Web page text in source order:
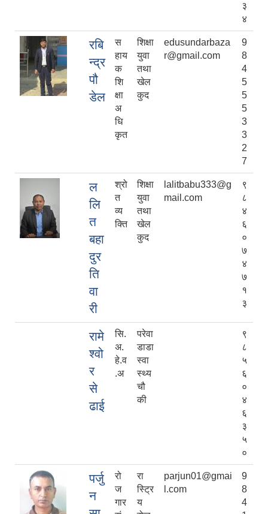
३
४
रबि
न्द्र
पौ
डेल
स
हाय
क
शि
क्षा
अ
धि
कृत
शिक्षा
युवा
तथा
खेल
कुद
edusundarbaza
r@gmail.com
9
8
4
5
5
5
3
3
2
7
ल
लि
त
बहा
दुर
ति
वा
री
श्रो
त
व्य
क्ति
शिक्षा
युवा
तथा
खेल
कुद
lalitbabu333@g
mail.com
९
८
४
६
०
७
४
७
१
३
रामे
श्वो
र
से
ढाई
सि.
अ.
हे.व
.अ
परेवा
डाडा
स्वा
स्थ्य
चौ
की
९
८
५
६
०
४
६
३
५
०
पर्जु
न
रो
ज
गार
रा
स्ट्रि
य
parjun01@gmai
l.com
9
8
4